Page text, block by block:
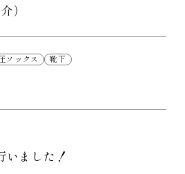
）
ソックス 靴下
いました！